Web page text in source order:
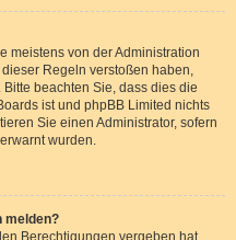
meistens von der Administration
Regeln verstoßen haben,
beachten Sie, dass dies die
ist und phpBB Limited nichts
Sie einen Administrator, sofern
wurden.
melden?
Berechtigungen vergeben hat,